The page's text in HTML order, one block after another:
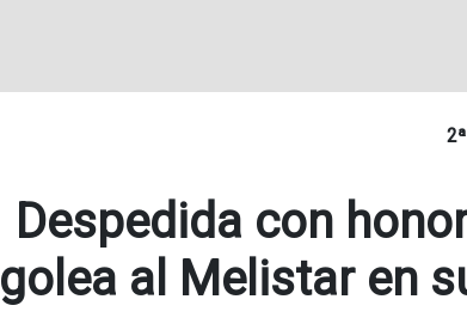
Despedida con
golea al Melistar en